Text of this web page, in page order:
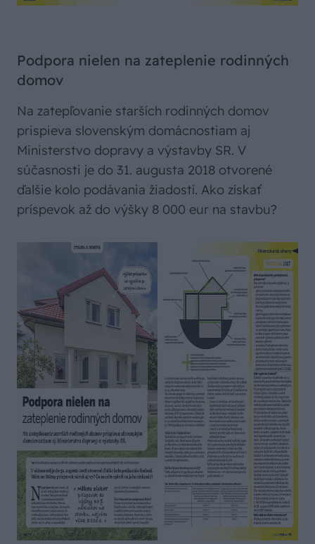
Podpora nielen na zateplenie rodinných
domov
Na zatepľovanie starších rodinných domov
prispieva slovenským domácnostiam aj
Ministerstvo dopravy a výstavby SR. V
súčasnosti je do 31. augusta 2018 otvorené
ďalšie kolo podávania žiadostí. Ako získať
príspevok až do výšky 8 000 eur na stavbu?